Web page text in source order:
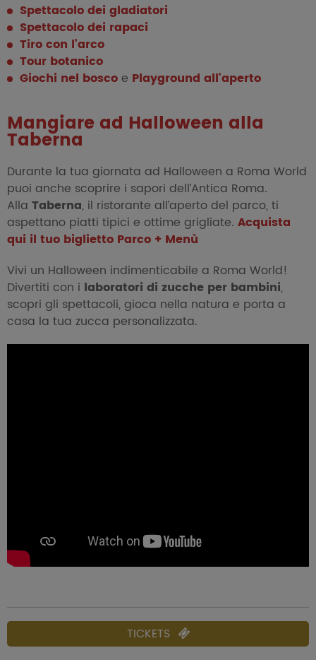
Spettacolo dei gladiatori
Spettacolo dei rapaci
Tiro con l'arco
Tour botanico
Giochi nel boscoe Playground all'aperto
Mangiare ad Halloween alla
Taberna
Durante la tua giornata ad Halloween a Roma World
puoi anche scoprire i sapori dell’Antica Roma.
Alla Taberna, il ristorante all’aperto del parco, ti
aspettano piatti tipici e ottime grigliate. Acquista
qui il tuo biglietto Parco + Menù
Vivi un Halloween indimenticabile a Roma World!
Divertiti con i laboratori di zucche per bambini,
scopri gli spettacoli, gioca nella natura e porta a
casa la tua zucca personalizzata.
TICKETS